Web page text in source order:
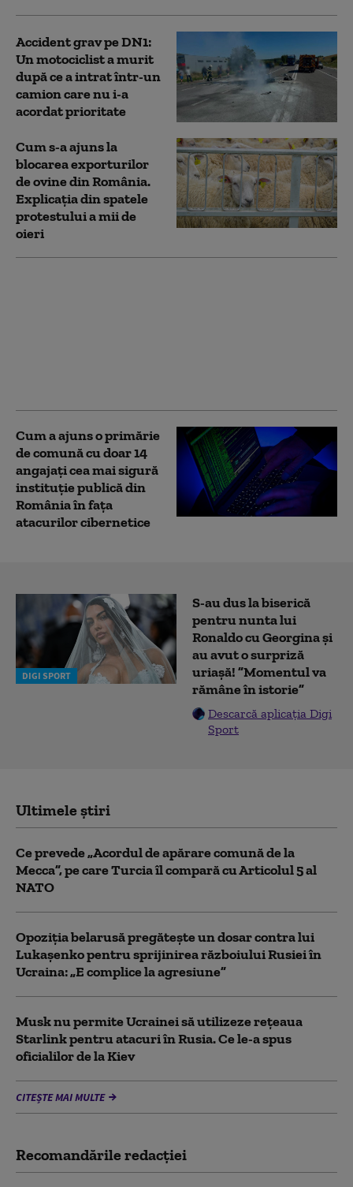
Accident grav pe DN1:
Un motociclist a murit
după ce a intrat într-un
camion care nu i-a
acordat prioritate
Cum s-a ajuns la
blocarea exporturilor
de ovine din România.
Explicația din spatele
protestului a mii de
oieri
Cum a ajuns o primărie
de comună cu doar 14
angajați cea mai sigură
instituție publică din
România în fața
atacurilor cibernetice
DIGI SPORT
S-au dus la biserică
pentru nunta lui
Ronaldo cu Georgina și
au avut o surpriză
uriașă! ”Momentul va
rămâne în istorie”
Descarcă aplicația Digi
Sport
Ultimele știri
Ce prevede „Acordul de apărare comună de la
Mecca”, pe care Turcia îl compară cu Articolul 5 al
NATO
Opoziția belarusă pregătește un dosar contra lui
Lukașenko pentru sprijinirea războiului Rusiei în
Ucraina: „E complice la agresiune”
Musk nu permite Ucrainei să utilizeze reţeaua
Starlink pentru atacuri în Rusia. Ce le-a spus
oficialilor de la Kiev
CITEȘTE MAI MULTE
Recomandările redacţiei